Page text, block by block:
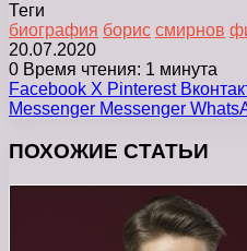
Теги
биография борис смирнов
20.07.2020
0 Время чтения: 1 минута
Facebook X Pinterest
Messenger Messenger
ПОХОЖИЕ СТАТЬИ